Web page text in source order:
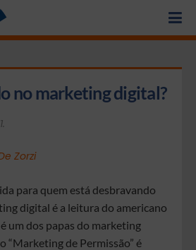
no marketing digital?
Zorzi
para quem está desbravando
digital é a leitura do americano
um dos papas do marketing
“Marketing de Permissão” é